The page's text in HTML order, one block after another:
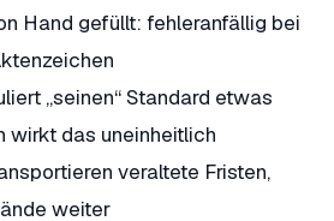
Hand gefüllt: fehleranfällig bei
„seinen“ Standard etwas
wirkt das uneinheitlich
veraltete Fristen,
weiter